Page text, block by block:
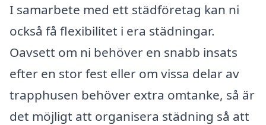
I samarbete med ett städföretag kan ni
också få flexibilitet i era städningar.
Oavsett om ni behöver en snabb insats
efter en stor fest eller om vissa delar av
trapphusen behöver extra omtanke, så är
det möjligt att organisera städning så att